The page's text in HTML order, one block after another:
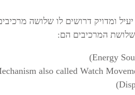
ומדויק דרושים לו שלושה
המרכיבים הם:
Energy
)
)